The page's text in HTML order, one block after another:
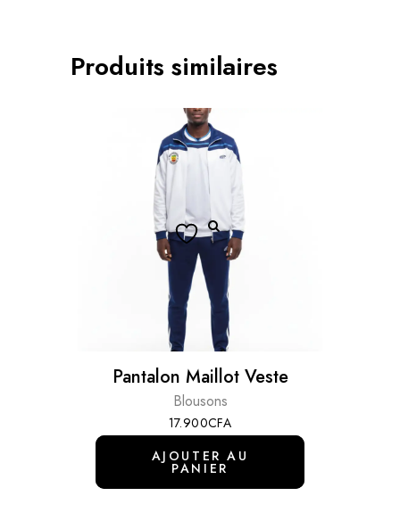
Produits similaires
Pantalon Maillot Veste
Blousons
17.900CFA
AJOUTER AU
PANIER